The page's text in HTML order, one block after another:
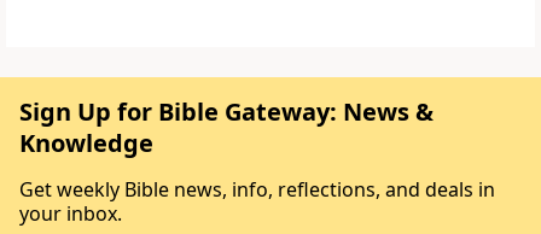
Sign Up for Bible Gateway: News &
Knowledge
Get weekly Bible news, info, reflections, and deals in
your inbox.